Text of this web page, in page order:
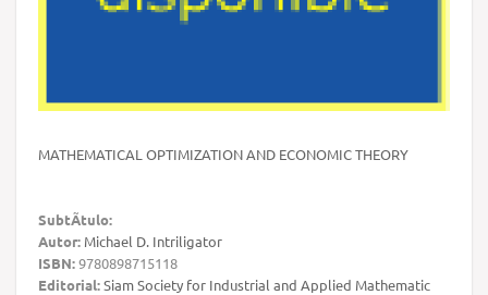
MATHEMATICAL OPTIMIZATION AND ECONOMIC THEORY
SubtÃ­tulo:
Autor: Michael D. Intriligator
ISBN:9780898715118
Editorial:Siam Society for Industrial and Applied Mathematic